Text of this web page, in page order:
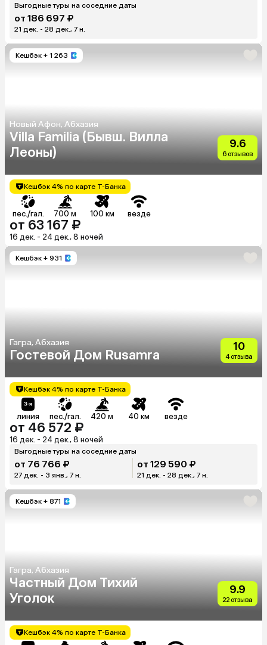
Выгодные туры на соседние даты
от 186 697 ₽
21 дек. - 28 дек., 7 н.
Кешбэк + 1 263
Новый Афон, Абхазия
Villa Familia (Бывш. Вилла
Леоны)
9.6
6 отзывов
Кешбэк 4% по карте Т-Банка
пес./гал. 700 м 100 км везде
от 63 167 ₽
16 дек. - 24 дек., 8 ночей
Кешбэк + 931
Гагра, Абхазия
Гостевой Дом Rusamra
10
4 отзыва
Кешбэк 4% по карте Т-Банка
линия пес./гал. 420 м 40 км везде
от 46 572 ₽
16 дек. - 24 дек., 8 ночей
Выгодные туры на соседние даты
от 76 766 ₽
27 дек. - 3 янв., 7 н.
от 129 590 ₽
21 дек. - 28 дек., 7 н.
Кешбэк + 871
Гагра, Абхазия
Частный Дом Тихий
Уголок
9.9
22 отзыва
Кешбэк 4% по карте Т-Банка